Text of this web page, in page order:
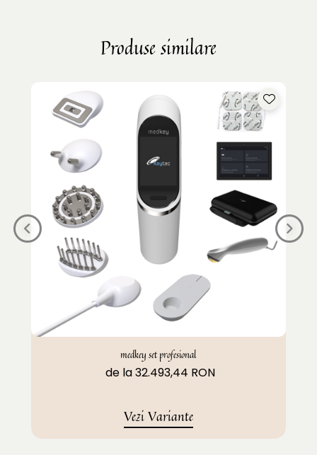
Produse similare
medkey set profesional
de la 32.493,44 RON
Vezi Variante